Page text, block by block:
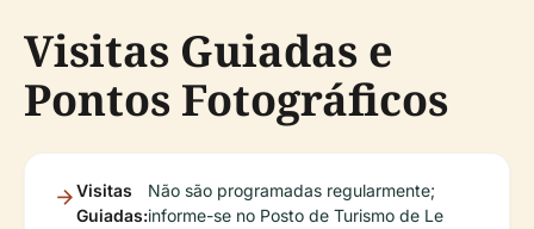
Visitas Guiadas e
Pontos Fotográficos
Visitas
Guiadas:
Não são programadas regularmente;
informe-se no Posto de Turismo de Le